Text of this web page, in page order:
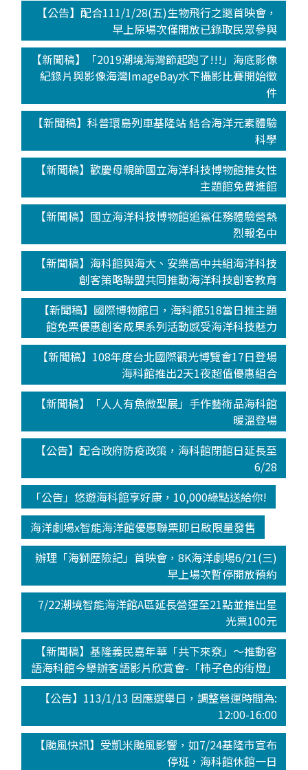
【公告】配合111/1/28(五)生物飛行之謎首映會，
早上原場次僅開放已錄取民眾參與
【新聞稿】「2019潮境海灣節起跑了!!!」海底影像
紀錄片與影像海灣ImageBay水下攝影比賽開始徵
件
【新聞稿】科普環島列車基隆站 結合海洋元素體驗
科學
【新聞稿】歡慶母親節國立海洋科技博物館推女性
主題館免費進館
【新聞稿】國立海洋科技博物館追鯊任務體驗營熱
烈報名中
【新聞稿】海科館與海大、安樂高中共組海洋科技
創客策略聯盟共同推動海洋科技創客教育
【新聞稿】國際博物館日，海科館518當日推主題
館免票優惠創客成果系列活動感受海洋科技魅力
【新聞稿】108年度台北國際觀光博覽會17日登場
海科館推出2天1夜超值優惠組合
【新聞稿】「人人有魚微型展」手作藝術品海科館
暖溫登場
【公告】配合政府防疫政策，海科館閉館日延長至
6/28
「公告」悠遊海科館享好康，10,000綠點送給你!
海洋劇場x智能海洋館優惠聯票即日啟限量發售
辦理「海獅歷險記」首映會，8K海洋劇場6/21(三)
早上場次暫停開放預約
7/22潮境智能海洋館A區延長營運至21點並推出星
光票100元
【新聞稿】基隆義民嘉年華「共下來尞」～推動客
語海科館今舉辦客語影片欣賞會-「柿子色的街燈」
【公告】113/1/13 因應選舉日，調整營運時間為:
12:00-16:00
【颱風快訊】受凱米颱風影響，如7/24基隆市宣布
停班，海科館休館一日